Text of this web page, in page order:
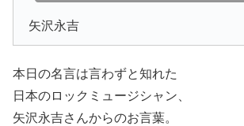
矢沢永吉
本日の名言は言わずと知れた
日本のロックミュージシャン、
矢沢永吉さんからのお言葉。